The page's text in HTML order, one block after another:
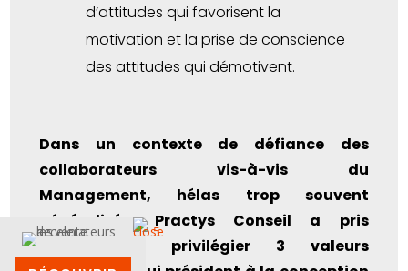
d’attitudes qui favorisent la
motivation et la prise de conscience
des attitudes qui démotivent.
Dans un contexte de défiance des
collaborateurs vis-à-vis du
Management, hélas trop souvent
généralisée, Practys Conseil a pris
l’option de privilégier 3 valeurs